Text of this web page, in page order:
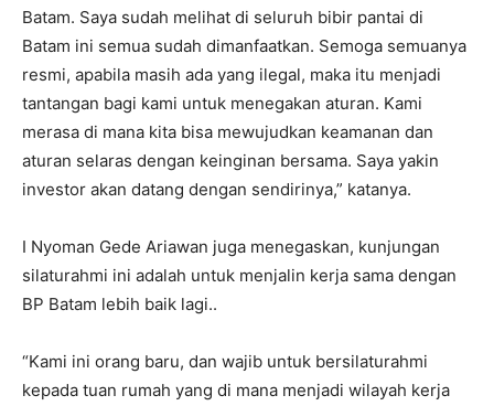
Batam. Saya sudah melihat di seluruh bibir pantai di
Batam ini semua sudah dimanfaatkan. Semoga semuanya
resmi, apabila masih ada yang ilegal, maka itu menjadi
tantangan bagi kami untuk menegakan aturan. Kami
merasa di mana kita bisa mewujudkan keamanan dan
aturan selaras dengan keinginan bersama. Saya yakin
investor akan datang dengan sendirinya,” katanya.
I Nyoman Gede Ariawan juga menegaskan, kunjungan
silaturahmi ini adalah untuk menjalin kerja sama dengan
BP Batam lebih baik lagi..
“Kami ini orang baru, dan wajib untuk bersilaturahmi
kepada tuan rumah yang di mana menjadi wilayah kerja